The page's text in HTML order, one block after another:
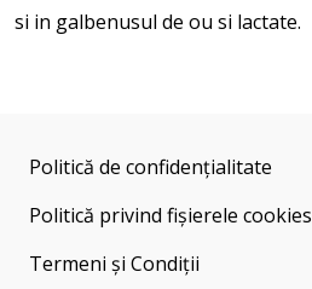
si in galbenusul de ou si lactate.
Politică de confidențialitate
Politică privind fișierele cookies
Termeni și Condiții